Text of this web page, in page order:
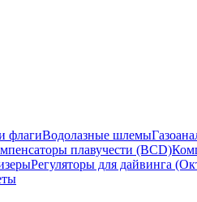
флагиВодолазные шлемы
плавучести (BCD)
Регуляторы для дайвинга